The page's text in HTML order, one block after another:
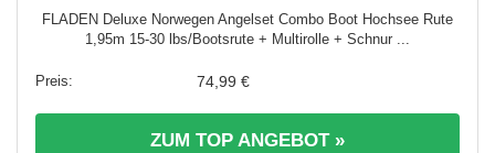
FLADEN Deluxe Norwegen Angelset Combo Boot Hochsee Rute
1,95m 15-30 lbs/Bootsrute + Multirolle + Schnur ...
74,99 €
ZUM TOP ANGEBOT »